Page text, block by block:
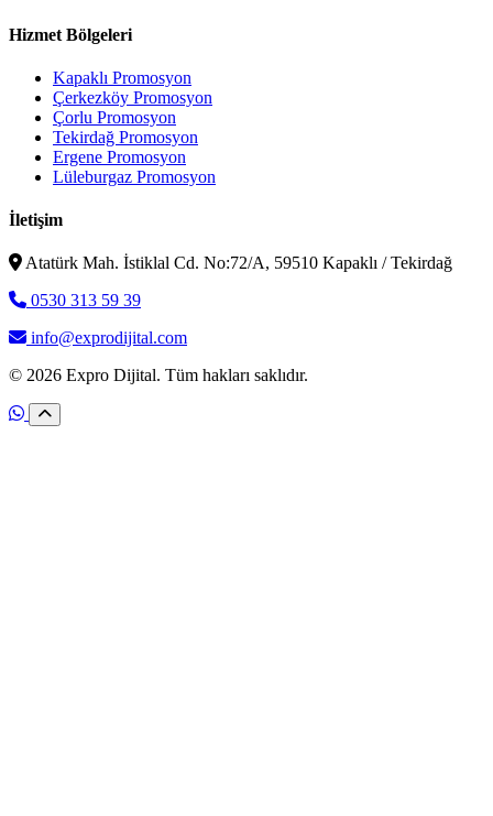
Hizmet Bölgeleri
Kapaklı Promosyon
Çerkezköy Promosyon
Çorlu Promosyon
Tekirdağ Promosyon
Ergene Promosyon
Lüleburgaz Promosyon
İletişim
Atatürk Mah. İstiklal Cd. No:72/A, 59510 Kapaklı / Tekirdağ
0530 313 59 39
info@exprodijital.com
© 2026 Expro Dijital. Tüm hakları saklıdır.